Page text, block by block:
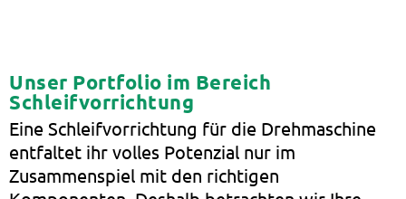
Unser Portfolio im Bereich
Schleifvorrichtung
Eine Schleifvorrichtung für die Drehmaschine
entfaltet ihr volles Potenzial nur im
Zusammenspiel mit den richtigen